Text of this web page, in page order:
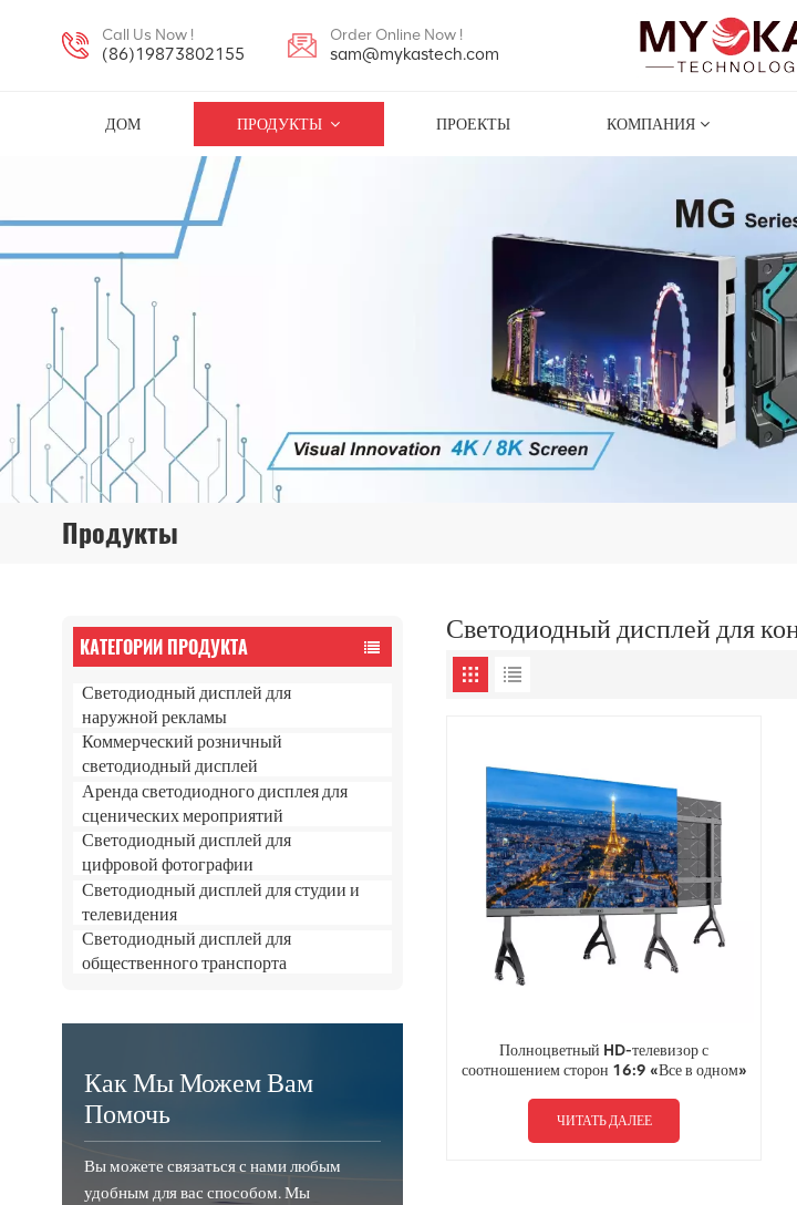
Call Us Now !
(86)19873802155
Order Online Now !
sam@mykastech.com
ДОМ ПРОДУКТЫ ПРОЕКТЫ КОМПАНИЯ
Продукты
КАТЕГОРИИ ПРОДУКТА
Светодиодный дисплей для
наружной рекламы
Коммерческий розничный
светодиодный дисплей
Аренда светодиодного дисплея для
сценических мероприятий
Светодиодный дисплей для
цифровой фотографии
Светодиодный дисплей для студии и
телевидения
Светодиодный дисплей для
общественного транспорта
Как Мы Можем Вам
Помочь
Вы можете связаться с нами любым
удобным для вас способом. Мы
Светодиодный дисплей для
Полноцветный HD-телевизор с
соотношением сторон 16:9 «Все в одном»
ЧИТАТЬ ДАЛЕЕ